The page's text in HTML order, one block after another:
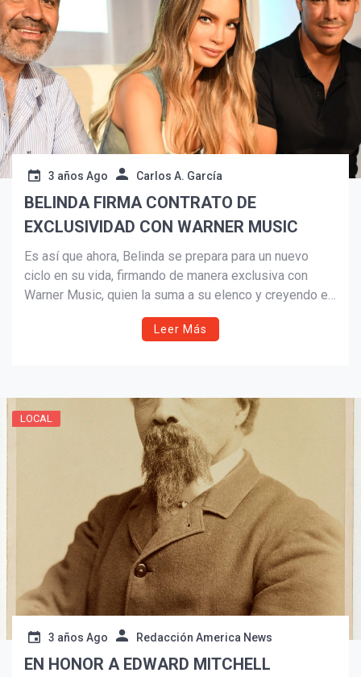
3 años Ago Carlos A. García
BELINDA FIRMA CONTRATO DE
EXCLUSIVIDAD CON WARNER MUSIC
Es así que ahora, Belinda se prepara para un nuevo
ciclo en su vida, firmando de manera exclusiva con
Warner Music, quien la suma a su elenco y creyendo en
el gran talento que la actriz y cantante
Leer Más
LOCAL
3 años Ago Redacción America News
EN HONOR A EDWARD MITCHELL